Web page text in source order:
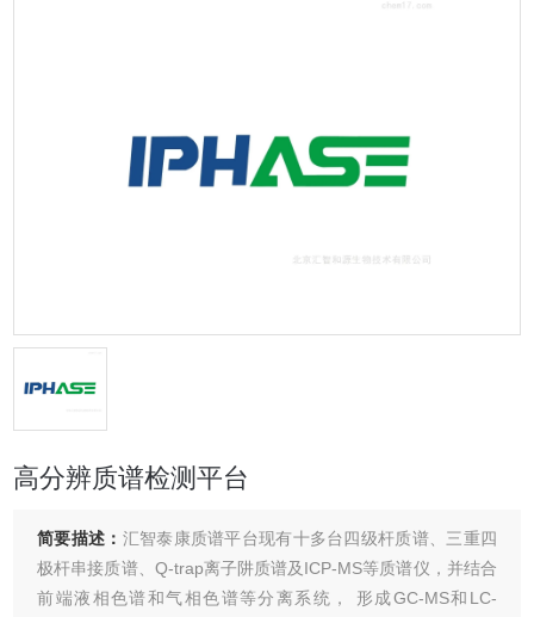
高分辨质谱检测平台
简要描述： 汇智泰康质谱平台现有十多台四级杆质谱、三重四
极杆串接质谱、Q-trap离子阱质谱及ICP-MS等质谱仪，并结合
前端液相色谱和气相色谱等分离系统， 形成GC-MS和LC-